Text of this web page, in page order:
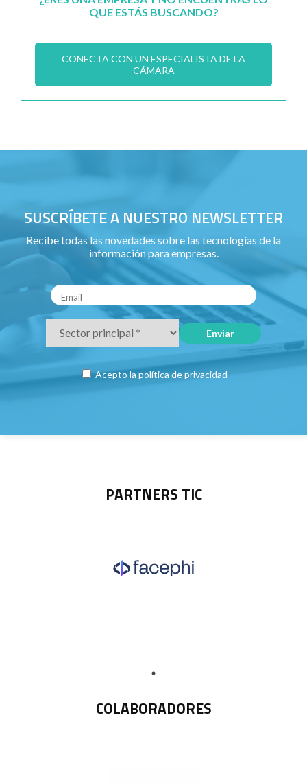
QUE ESTÁS BUSCANDO?
CONECTA CON UN ESPECIALISTA DE LA
CÁMARA
SUSCRÍBETE A NUESTRO NEWSLETTER
Recibe todas las novedades sobre las tecnologías de la
información para empresas.
Acepto la política de privacidad
PARTNERS TIC
COLABORADORES